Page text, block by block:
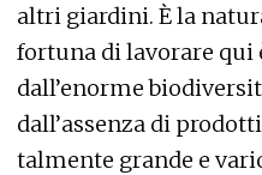
altri giardini. È la
fortuna di lavorare qui
dall’enorme
dall’assenza di
talmente grande e